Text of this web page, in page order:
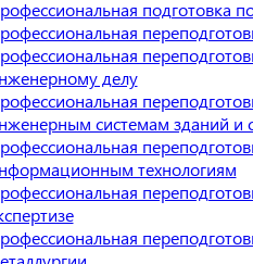
подготовка
делу
системам зданий и
технологиям